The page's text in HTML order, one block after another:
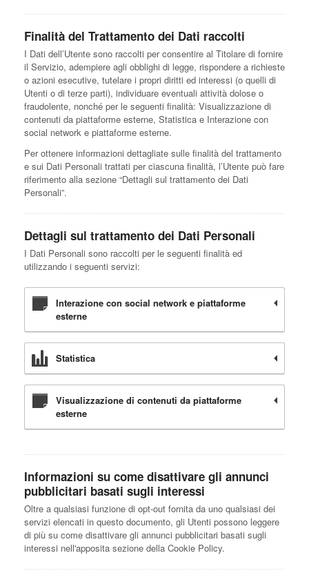
Finalità del Trattamento dei Dati raccolti
I Dati dell’Utente sono raccolti per consentire al Titolare di fornire
il Servizio, adempiere agli obblighi di legge, rispondere a richieste
o azioni esecutive, tutelare i propri diritti ed interessi (o quelli di
Utenti o di terze parti), individuare eventuali attività dolose o
fraudolente, nonché per le seguenti finalità: Visualizzazione di
contenuti da piattaforme esterne, Statistica e Interazione con
social network e piattaforme esterne.
Per ottenere informazioni dettagliate sulle finalità del trattamento
e sui Dati Personali trattati per ciascuna finalità, l’Utente può fare
riferimento alla sezione “Dettagli sul trattamento dei Dati
Personali”.
Dettagli sul trattamento dei Dati Personali
I Dati Personali sono raccolti per le seguenti finalità ed
utilizzando i seguenti servizi:
Interazione con social network e piattaforme
esterne
Statistica
Visualizzazione di contenuti da piattaforme
esterne
Informazioni su come disattivare gli annunci
pubblicitari basati sugli interessi
Oltre a qualsiasi funzione di opt-out fornita da uno qualsiasi dei
servizi elencati in questo documento, gli Utenti possono leggere
di più su come disattivare gli annunci pubblicitari basati sugli
interessi nell'apposita sezione della Cookie Policy.